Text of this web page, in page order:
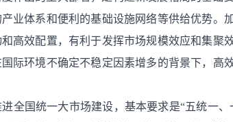
业体系和便利的基础设施网络等供给优势。
高效配置，有利于发挥市场规模效应和集聚
际环境不确定不稳定因素增多的背景下，高
全国统一大市场建设，基本要求是“五统一